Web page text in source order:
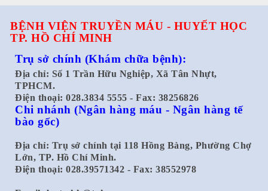
BỆNH VIỆN TRUYỀN MÁU - HUYẾT HỌC
TP. HỒ CHÍ MINH
Trụ sở chính (Khám chữa bệnh):
Địa chỉ: Số 1 Trần Hữu Nghiệp, Xã Tân Nhựt,
TPHCM.
Điện thoại: 028.3834 5555 - Fax: 38256826
Chi nhánh (Ngân hàng máu - Ngân hàng tế
bào gốc)
Địa chỉ: Trụ sở chính tại 118 Hồng Bàng, Phường Chợ
Lớn, TP. Hồ Chí Minh.
Điện thoại: 028.39571342 - Fax: 38552978